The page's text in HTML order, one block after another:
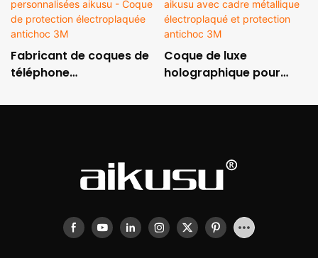
Fabricant de coques de
téléphone
personnalisées aikusu -
Coque de luxe
holographique pour
cadre métallique